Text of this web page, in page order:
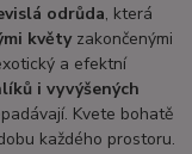
odrůda, která
květyzakončenými
a efektní
i vyvýšených
Kvete bohatě
každého prostoru.